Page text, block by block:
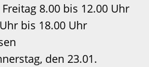
8.00 bis 12.00 Uhr
bis 18.00 Uhr
den 23.01.